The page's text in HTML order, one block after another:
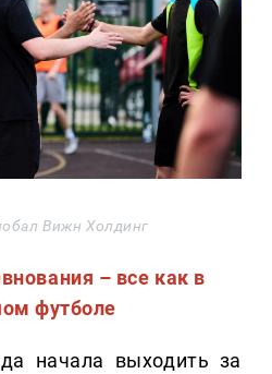
Вижн Холдинг
– все как в
футболе
начала выходить за